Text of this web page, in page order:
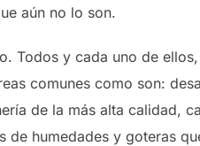
aún no lo son.
Todos y cada uno de
comunes como son:
de la más alta calidad,
humedades y goteras